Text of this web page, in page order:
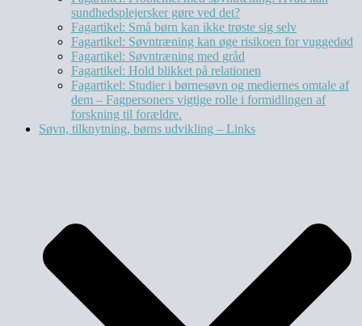
sundhedsplejersker gøre ved det?
Fagartikel: Små børn kan ikke trøste sig selv
Fagartikel: Søvntræning kan øge risikoen for vuggedød
Fagartikel: Søvntræning med gråd
Fagartikel: Hold blikket på relationen
Fagartikel: Studier i børnesøvn og mediernes omtale af
dem – Fagpersoners vigtige rolle i formidlingen af
forskning til forældre.
Søvn, tilknytning, børns udvikling – Links